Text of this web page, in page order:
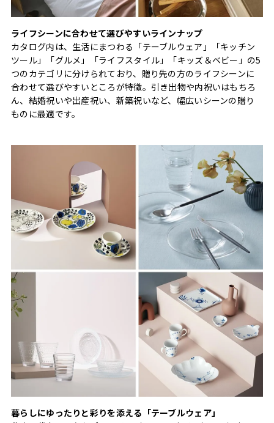
ライフシーンに合わせて選びやすいラインナップ
カタログ内は、生活にまつわる「テーブルウェア」「キッチン
ツール」「グルメ」「ライフスタイル」「キッズ＆ベビー」の5
つのカテゴリに分けられており、贈り先の方のライフシーンに
合わせて選びやすいところが特徴。引き出物や内祝いはもちろ
ん、結婚祝いや出産祝い、新築祝いなど、幅広いシーンの贈り
ものに最適です。
暮らしにゆったりと彩りを添える「テーブルウェア」